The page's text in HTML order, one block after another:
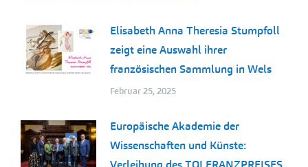
Elisabeth Anna Theresia Stumpfoll
zeigt eine Auswahl ihrer
französischen Sammlung in Wels
Februar 25, 2025
Europäische Akademie der
Wissenschaften und Künste: